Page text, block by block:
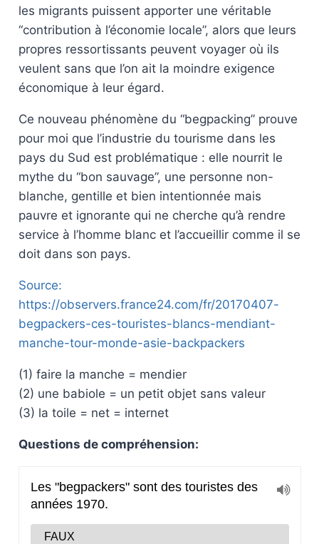
les migrants puissent apporter une véritable
“contribution à l’économie locale”, alors que leurs
propres ressortissants peuvent voyager où ils
veulent sans que l’on ait la moindre exigence
économique à leur égard.
Ce nouveau phénomène du “begpacking” prouve
pour moi que l’industrie du tourisme dans les
pays du Sud est problématique : elle nourrit le
mythe du “bon sauvage”, une personne non-
blanche, gentille et bien intentionnée mais
pauvre et ignorante qui ne cherche qu’à rendre
service à l’homme blanc et l’accueillir comme il se
doit dans son pays.
Source:
https://observers.france24.com/fr/20170407-
begpackers-ces-touristes-blancs-mendiant-
manche-tour-monde-asie-backpackers
(1) faire la manche = mendier
(2) une babiole = un petit objet sans valeur
(3) la toile = net = internet
Questions de compréhension: